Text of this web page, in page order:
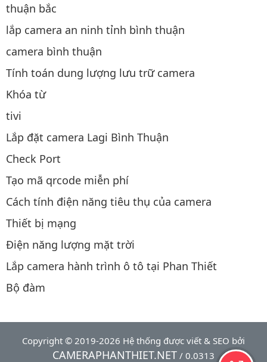
thuận bắc
lắp camera an ninh tỉnh bình thuận
camera bình thuận
Tính toán dung lượng lưu trữ camera
Khóa từ
tivi
Lắp đặt camera Lagi Bình Thuận
Check Port
Tạo mã qrcode miễn phí
Cách tính điện năng tiêu thụ của camera
Thiết bị mạng
Điện năng lượng mặt trời
Lắp camera hành trình ô tô tại Phan Thiết
Bộ đàm
Copyright © 2019-2026 Hệ thống được viết & SEO bởi
CAMERAPHANTHIET.NET / 0.0313